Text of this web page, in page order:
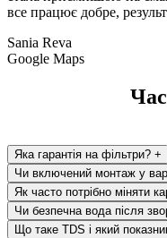
все працює добре,
Sania Reva
Google Maps
Яка гарантія на фільтри? +
Чи включений монтаж у
Як часто потрібно міняти
Чи безпечна вода після
Що таке TDS і який